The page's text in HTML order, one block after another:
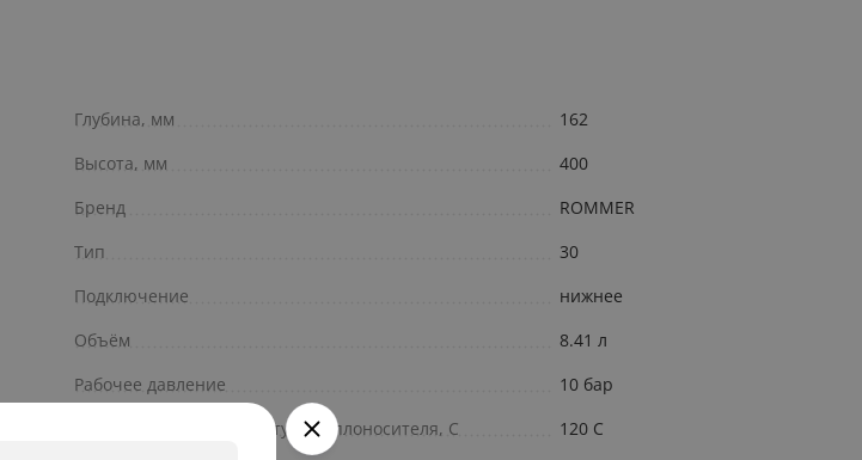
Глубина, мм
162
Высота, мм
400
Бренд
ROMMER
Тип
30
Подключение
нижнее
Объём
8.41 л
Рабочее давление
10 бар
Максимальная температура теплоносителя, С
120 C